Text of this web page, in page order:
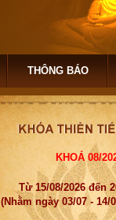
THÔNG BÁO
KHOÁ 08/
Từ 15/08/2026 đến
(Nhằm ngày 03/07 - 14/